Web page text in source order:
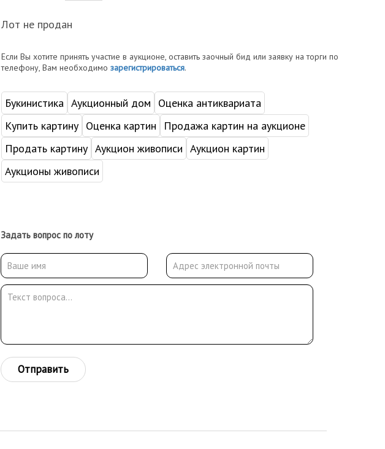
Лот не продан
Если Вы хотите принять участие в аукционе, оставить заочный бид или заявку на торги по
телефону, Вам необходимо зарегистрироваться.
Букинистика Аукционный дом
Оценка антиквариата
Купить картину Оценка картин
Продажа картин на аукционе
Продать картину Аукцион живописи Аукцион картин
Аукционы живописи
Задать вопрос по лоту
Отправить